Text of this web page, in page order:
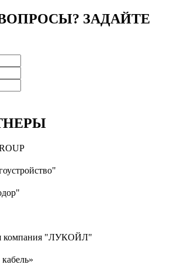
ЗАДАЙТЕ
компания "ЛУКОЙЛ"